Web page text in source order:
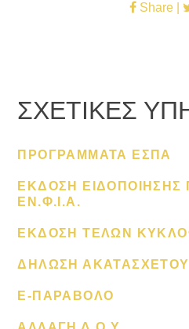
Share |
ΣΧΕΤΙΚΕΣ
ΠΡΟΓΡΑΜΜΑΤΑ ΕΣΠΑ
ΕΚΔΟΣΗ
ΕΝ.Φ.Ι.Α.
ΕΚΔΟΣΗ ΤΕΛΩΝ
ΔΗΛΩΣΗ ΑΚΑΤΑΣΧΕΤΟΥ
E-ΠΑΡΑΒΟΛΟ